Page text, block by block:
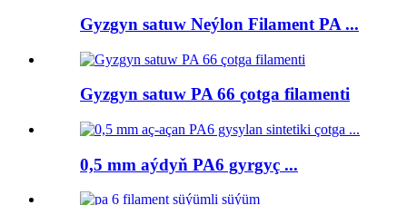
Gyzgyn satuw Neýlon Filament PA ...
Gyzgyn satuw PA 66 çotga filamenti
0,5 mm aýdyň PA6 gyrgyç ...